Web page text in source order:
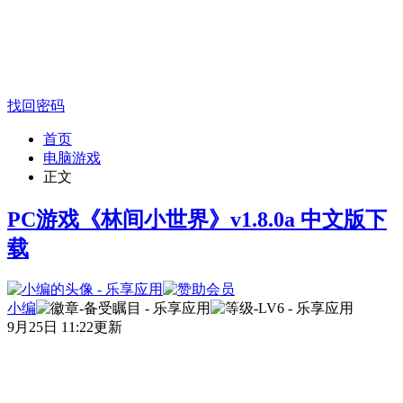
找回密码
首页
电脑游戏
正文
PC游戏《林间小世界》v1.8.0a 中文版下
载
小编
9月25日 11:22更新